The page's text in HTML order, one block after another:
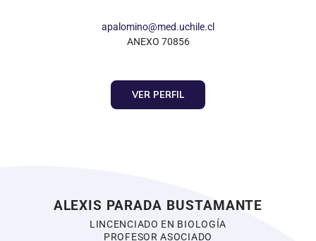
apalomino@med.uchile.cl
ANEXO 70856
VER PERFIL
ALEXIS PARADA BUSTAMANTE
LINCENCIADO EN BIOLOGÍA
PROFESOR ASOCIADO